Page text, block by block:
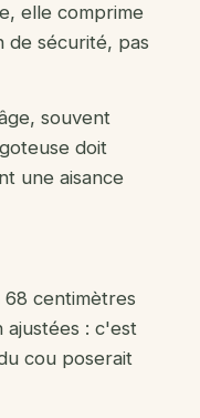
elle comprime
de sécurité, pas
souvent
doit
une aisance
68 centimètres
ajustées : c'est
cou poserait